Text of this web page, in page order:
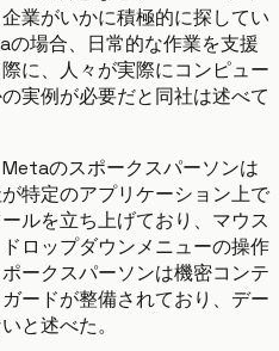
業がいかに積極的に探してい
場合、日常的な作業を支援
に、人々が実際にコンピュー
実例が必要だと同社は述べて
のスポークスパーソンは
特定のアプリケーション上で
ルを立ち上げており、マウス
ロップダウンメニューの操作
ークスパーソンは機密コンテ
ードが整備されており、デー
と述べた。